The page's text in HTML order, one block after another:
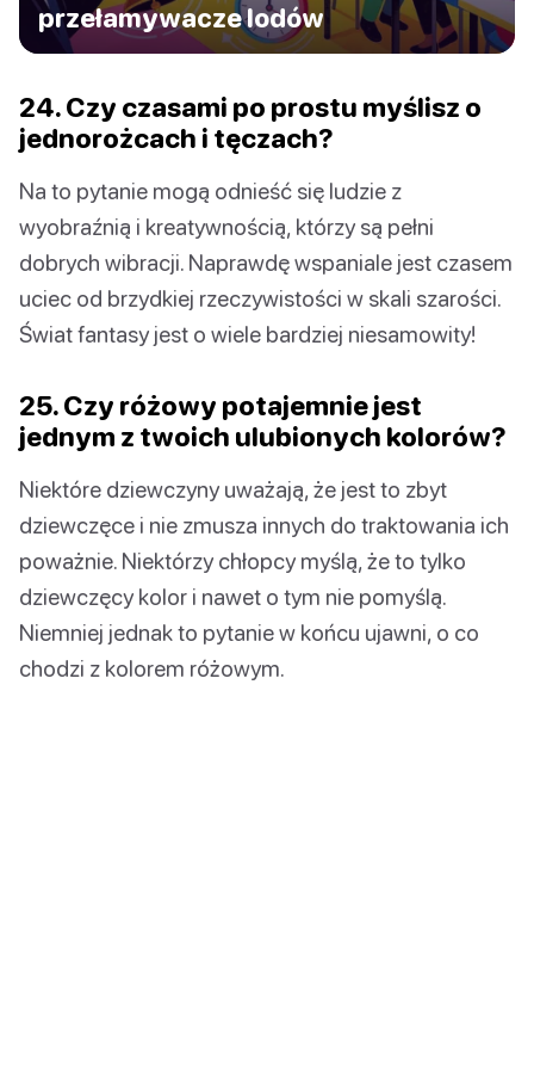
przełamywacze lodów
24. Czy czasami po prostu myślisz o
jednorożcach i tęczach?
Na to pytanie mogą odnieść się ludzie z
wyobraźnią i kreatywnością, którzy są pełni
dobrych wibracji. Naprawdę wspaniale jest czasem
uciec od brzydkiej rzeczywistości w skali szarości.
Świat fantasy jest o wiele bardziej niesamowity!
25. Czy różowy potajemnie jest
jednym z twoich ulubionych kolorów?
Niektóre dziewczyny uważają, że jest to zbyt
dziewczęce i nie zmusza innych do traktowania ich
poważnie. Niektórzy chłopcy myślą, że to tylko
dziewczęcy kolor i nawet o tym nie pomyślą.
Niemniej jednak to pytanie w końcu ujawni, o co
chodzi z kolorem różowym.